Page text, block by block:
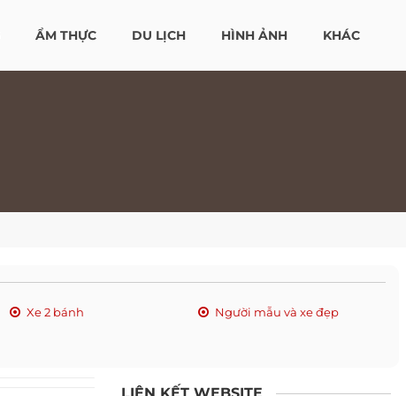
ẨM THỰC DU LỊCH HÌNH ẢNH KHÁC
Xe 2 bánh
Người mẫu và xe đẹp